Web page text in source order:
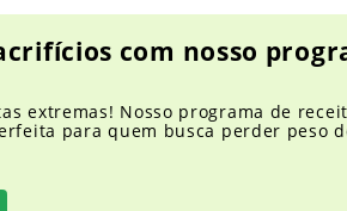
com nosso
extremas! Nosso programa de
para quem busca perder peso